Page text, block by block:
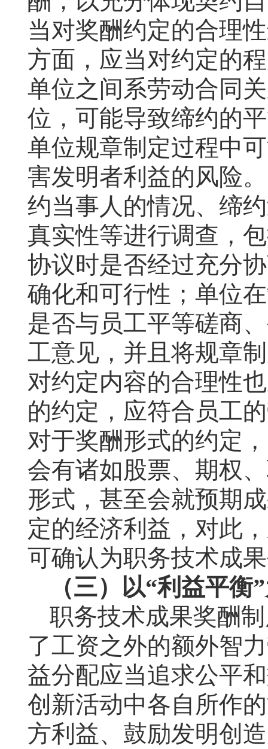
当对奖酬约定的合理
方面，应当对约定的
单位之间系劳动合同
位，可能导致缔约的
单位规章制定过程中
害发明者利益的风险。
约当事人的情况、缔
真实性等进行调查，
协议时是否经过充分
确化和可行性；单位
是否与员工平等磋商
工意见，并且将规章
对约定内容的合理性
的约定，应符合员工
对于奖酬形式的约定
会有诸如股票、期权
形式，甚至会就预期
定的经济利益，对此
可确认为职务技术成
（三）以“利益平
职务技术成果奖酬
了工资之外的额外智
益分配应当追求公平
创新活动中各自所作
方利益、鼓励发明创